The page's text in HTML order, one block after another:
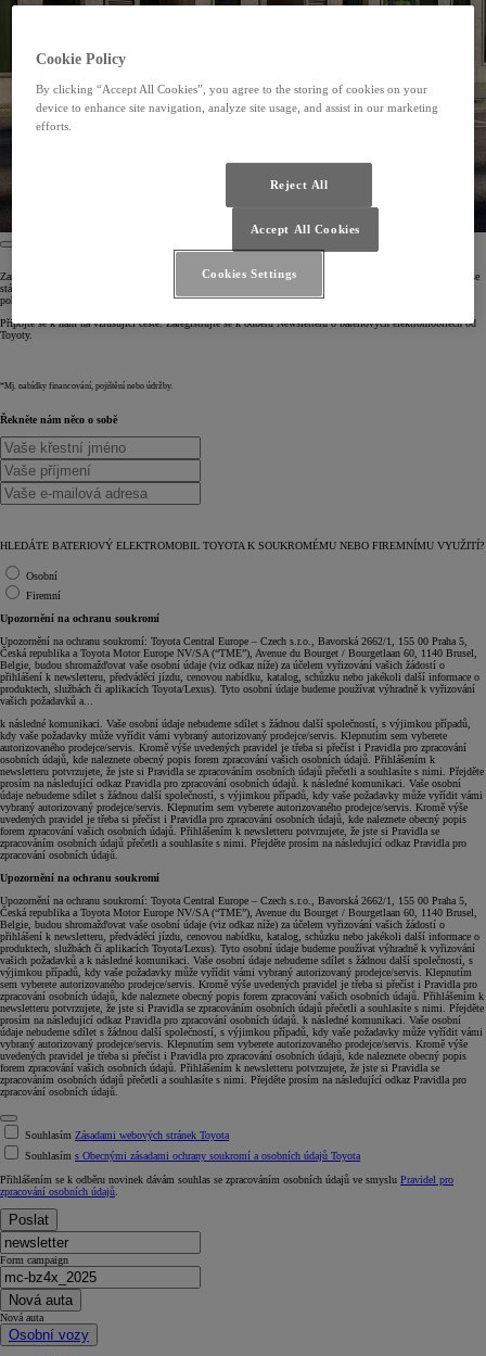
Zaregistrováním získáte přístup k exkluzivnímu obsahu včetně aktuálních novinek a nabídek* v souvislosti se
stále pestřejší nabídkou bateriových elektromobilů. Seznamte se detailněji s naší technologií elektrického
pohonu a dostávejte užitečné rady a pokyny pro přechod k čistě elektrickému životnímu stylu.
Připojte se k nám na vzrušující cestě. Zaregistrujte se k odběru Newsletteru o bateriových elektromobilech od
Toyoty.
*Mj. nabídky financování, pojištění nebo údržby.
Řekněte nám něco o sobě
HLEDÁTE BATERIOVÝ ELEKTROMOBIL TOYOTA K SOUKROMÉMU NEBO FIREMNÍMU VYUŽITÍ?
Osobní
Firemní
Upozornění na ochranu soukromí
Upozornění na ochranu soukromí: Toyota Central Europe – Czech s.r.o., Bavorská 2662/1, 155 00 Praha 5,
Česká republika a Toyota Motor Europe NV/SA (“TME”), Avenue du Bourget / Bourgetlaan 60, 1140 Brusel,
Belgie, budou shromažďovat vaše osobní údaje (viz odkaz níže) za účelem vyřizování vašich žádostí o
přihlášení k newsletteru, předváděcí jízdu, cenovou nabídku, katalog, schůzku nebo jakékoli další informace o
produktech, službách či aplikacích Toyota/Lexus). Tyto osobní údaje budeme používat výhradně k vyřizování
vašich požadavků a...
k následné komunikaci. Vaše osobní údaje nebudeme sdílet s žádnou další společností, s výjimkou případů,
kdy vaše požadavky může vyřídit vámi vybraný autorizovaný prodejce/servis. Klepnutím sem vyberete
autorizovaného prodejce/servis. Kromě výše uvedených pravidel je třeba si přečíst i Pravidla pro zpracování
osobních údajů, kde naleznete obecný popis forem zpracování vašich osobních údajů. Přihlášením k
newsletteru potvrzujete, že jste si Pravidla se zpracováním osobních údajů přečetli a souhlasíte s nimi. Přejděte
prosím na následující odkaz Pravidla pro zpracování osobních údajů. k následné komunikaci. Vaše osobní
údaje nebudeme sdílet s žádnou další společností, s výjimkou případů, kdy vaše požadavky může vyřídit vámi
vybraný autorizovaný prodejce/servis. Klepnutím sem vyberete autorizovaného prodejce/servis. Kromě výše
uvedených pravidel je třeba si přečíst i Pravidla pro zpracování osobních údajů, kde naleznete obecný popis
forem zpracování vašich osobních údajů. Přihlášením k newsletteru potvrzujete, že jste si Pravidla se
zpracováním osobních údajů přečetli a souhlasíte s nimi. Přejděte prosím na následující odkaz Pravidla pro
zpracování osobních údajů.
Upozornění na ochranu soukromí
Upozornění na ochranu soukromí: Toyota Central Europe – Czech s.r.o., Bavorská 2662/1, 155 00 Praha 5,
Česká republika a Toyota Motor Europe NV/SA (“TME”), Avenue du Bourget / Bourgetlaan 60, 1140 Brusel,
Belgie, budou shromažďovat vaše osobní údaje (viz odkaz níže) za účelem vyřizování vašich žádostí o
přihlášení k newsletteru, předváděcí jízdu, cenovou nabídku, katalog, schůzku nebo jakékoli další informace o
produktech, službách či aplikacích Toyota/Lexus). Tyto osobní údaje budeme používat výhradně k vyřizování
vašich požadavků a k následné komunikaci. Vaše osobní údaje nebudeme sdílet s žádnou další společností, s
výjimkou případů, kdy vaše požadavky může vyřídit vámi vybraný autorizovaný prodejce/servis. Klepnutím
sem vyberete autorizovaného prodejce/servis. Kromě výše uvedených pravidel je třeba si přečíst i Pravidla pro
zpracování osobních údajů, kde naleznete obecný popis forem zpracování vašich osobních údajů. Přihlášením k
newsletteru potvrzujete, že jste si Pravidla se zpracováním osobních údajů přečetli a souhlasíte s nimi. Přejděte
prosím na následující odkaz Pravidla pro zpracování osobních údajů. k následné komunikaci. Vaše osobní
údaje nebudeme sdílet s žádnou další společností, s výjimkou případů, kdy vaše požadavky může vyřídit vámi
vybraný autorizovaný prodejce/servis. Klepnutím sem vyberete autorizovaného prodejce/servis. Kromě výše
uvedených pravidel je třeba si přečíst i Pravidla pro zpracování osobních údajů, kde naleznete obecný popis
forem zpracování vašich osobních údajů. Přihlášením k newsletteru potvrzujete, že jste si Pravidla se
zpracováním osobních údajů přečetli a souhlasíte s nimi. Přejděte prosím na následující odkaz Pravidla pro
zpracování osobních údajů.
Souhlasím Zásadami webových stránek Toyota
Souhlasím s Obecnými zásadami ochrany soukromí a osobních údajů Toyota
Přihlášením se k odběru novinek dávám souhlas se zpracováním osobních údajů ve smyslu Pravidel pro
zpracování osobních údajů.
Poslat
Form campaign
Nová auta
Nová auta
Osobní vozy
Cookie Policy
By clicking “Accept All Cookies”, you agree to the storing of cookies on your
device to enhance site navigation, analyze site usage, and assist in our marketing
efforts.
Reject All
Accept All Cookies
Cookies Settings